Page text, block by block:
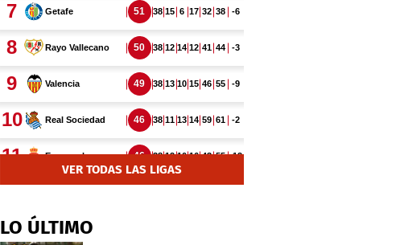
VER TODAS LAS LIGAS
LO ÚLTIMO